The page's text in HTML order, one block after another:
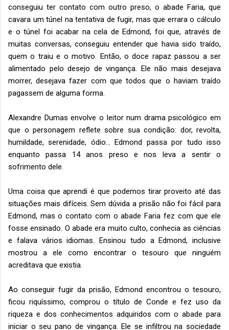
conseguiu ter contato com outro preso, o abade Faria, que
cavara um túnel na tentativa de fugir, mas que errara o cálculo
e o túnel foi acabar na cela de Edmond, foi que, através de
muitas conversas, conseguiu entender que havia sido traído,
quem o traiu e o motivo. Então, o doce rapaz passou a ser
alimentado pelo desejo de vingança. Ele não mais desejava
morrer, desejava fazer com que todos que o haviam traído
pagassem de alguma forma.
Alexandre Dumas envolve o leitor num drama psicológico em
que o personagem reflete sobre sua condição: dor, revolta,
humildade, serenidade, ódio... Edmond passa por tudo isso
enquanto passa 14 anos preso e nos leva a sentir o
sofrimento dele.
Uma coisa que aprendi é que podemos tirar proveito até das
situações mais difíceis. Sem dúvida a prisão não foi fácil para
Edmond, mas o contato com o abade Faria fez com que ele
fosse ensinado. O abade era muito culto, conhecia as ciências
e falava vários idiomas. Ensinou tudo a Edmond, inclusive
mostrou a ele como encontrar o tesouro que ninguém
acreditava que existia.
Ao conseguir fugir da prisão, Edmond encontrou o tesouro,
ficou riquíssimo, comprou o título de Conde e fez uso da
riqueza e dos conhecimentos adquiridos com o abade para
iniciar o seu pano de vingança. Ele se infiltrou na sociedade